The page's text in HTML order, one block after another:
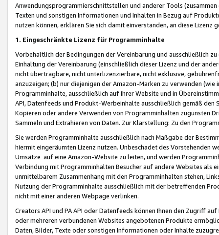
Anwendungsprogrammierschnittstellen und anderer Tools (zusammen
Texten und sonstigen Informationen und Inhalten in Bezug auf
nutzen können, erklären Sie sich damit einverstanden, an diese Lizenz
1. Eingeschränkte Lizenz für Programminhalte
Vorbehaltlich der Bedingungen der Vereinbarung und ausschließlich
Einhaltung der Vereinbarung (einschließlich dieser Lizenz und der
nicht übertragbare, nicht unterlizenzierbare, nicht exklusive,
anzuzeigen; (b) nur diejenigen der Amazon-Marken zu verwenden
Programminhalte, ausschließlich auf Ihrer Website und in
API, Datenfeeds und Produkt-Werbeinhalte ausschließlich gemäß
Kopieren oder andere Verwenden von Programminhalten zugunsten
Sammeln und Extrahieren von Daten. Zur Klarstellung: Zu den
Sie werden Programminhalte ausschließlich nach Maßgabe der
hiermit eingeräumten Lizenz nutzen. Unbeschadet des Vorstehenden
Umsätze auf eine Amazon-Website zu leiten, und werden
Verbindung mit Programminhalten Besucher auf andere Websites als
unmittelbarem Zusammenhang mit den Programminhalten stehen,
Nutzung der Programminhalte ausschließlich mit der betreffenden
nicht mit einer anderen Webpage verlinken.
Creators API und PA API oder Datenfeeds können Ihnen den Zugriff
oder mehreren verbundenen Websites angebotenen Produkte
Daten, Bilder, Texte oder sonstigen Informationen oder Inhalte